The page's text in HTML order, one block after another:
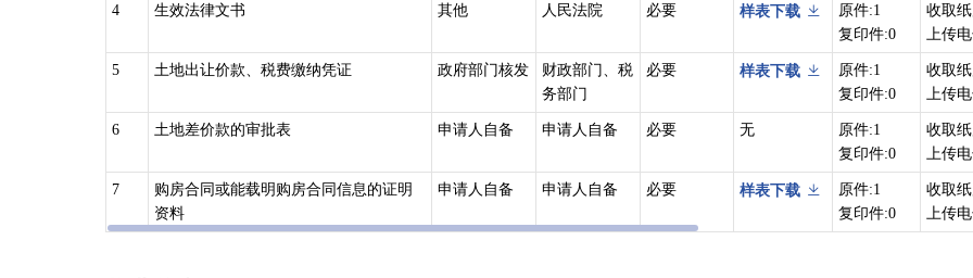
登记机构申请转移登记：（一）买卖、互换、赠与不动产的；（二）以不动产作价出资（入股）的；（三）法人或者其他组织因合
并、分立等原因致使不动产权利发生转移的；（四）不动产分割、合并导致权利发生转移的；（五）继承、受遗赠导致权利发生转
的；（六）共有人增加或者减少以及共有不动产份额变化的；（七）因人民法院、仲裁委员会的生效法律文书导致不动产权利发
移的；（八）因主债权转移引起不动产抵押权转移的；（九）因需役地不动产权利转移引起地役权转移的；（十）法律、行政法规
定的其他不动产权利转移情形。第三十三条 依法取得国有建设用地使用权，可以单独申请国有建设用地使用权登记。
四、《不动产登记操作规范（试行）》（国土资规〔2016〕6号）9 国有建设用地使用权及房屋所有权登记 9.3 转移登记 9.3.1
4 生效法律文书 其他 人民法院 必要 样表下载
原件:1
复印件:0
收取纸
上传电
5 土地出让价款、税费缴纳凭证 政府部门核发
财政部门、税
务部门
必要 样表下载
原件:1
复印件:0
收取纸
上传电
6 土地差价款的审批表 申请人自备 申请人自备 必要 无
原件:1
复印件:0
收取纸
上传电
7
购房合同或能载明购房合同信息的证明
资料
申请人自备 申请人自备 必要 样表下载
原件:1
复印件:0
收取纸
上传电